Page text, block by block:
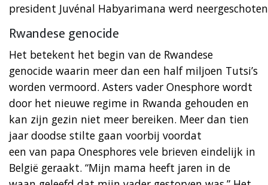
president Juvénal Habyarimana werd
Rwandese genocide
Het betekent het begin van de Rwandese
genocide waarin meer dan een half miljoen Tutsi’s
worden vermoord. Asters vader Onesphore wordt
door het nieuwe regime in Rwanda gehouden en
kan zijn gezin niet meer bereiken. Meer dan tien
jaar doodse stilte gaan voorbij voordat
een van papa Onesphores vele brieven eindelijk in
België geraakt. “Mijn mama heeft jaren in de